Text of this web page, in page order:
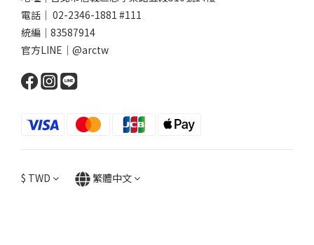
電話｜ 02-2346-1881 #111
統編｜83587914
官方LINE｜@arctw
$ TWD 繁體中文